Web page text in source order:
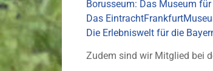
Borusseum: Das Museum
Das
Die Erlebniswelt für die
Zudem sind wir Mitglied bei